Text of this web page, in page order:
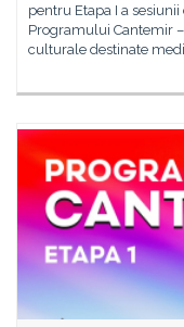
pentru Etapa I a
Programului Cantemir
culturale destinate